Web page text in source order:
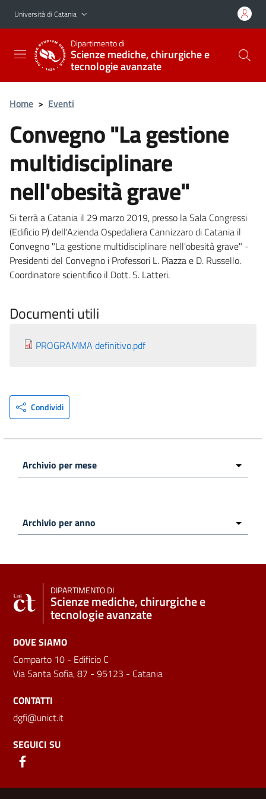
Vai al contenuto principale
Vai al menu di navigazione
Università di Catania
Dipartimento di
Scienze mediche, chirurgiche e
tecnologie avanzate
Home > Eventi
Convegno "La gestione
multidisciplinare
nell'obesità grave"
Si terrà a Catania il 29 marzo 2019, presso la Sala Congressi
(Edificio P) dell'Azienda Ospedaliera Cannizzaro di Catania il
Convegno "La gestione multidisciplinare nell'obesità grave" -
Presidenti del Convegno i Professori L. Piazza e D. Russello.
Coordinatore scientifico il Dott. S. Latteri.
Documenti utili
PROGRAMMA definitivo.pdf
Condividi
DIPARTIMENTO DI
Scienze mediche, chirurgiche e
tecnologie avanzate
DOVE SIAMO
Comparto 10 - Edificio C
Via Santa Sofia, 87 - 95123 - Catania
CONTATTI
dgfi@unict.it
SEGUICI SU